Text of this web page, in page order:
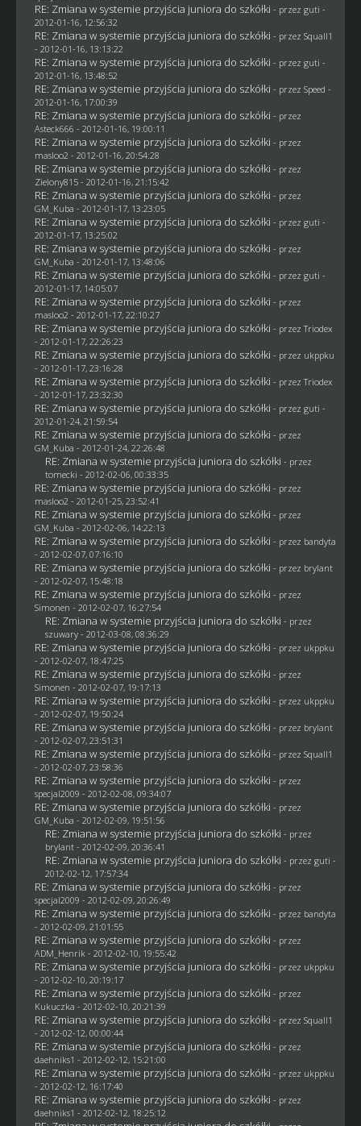
RE: Zmiana w systemie przyjścia juniora do szkółki - przez guti -
2012-01-16, 12:56:32
RE: Zmiana w systemie przyjścia juniora do szkółki - przez Squall1
- 2012-01-16, 13:13:22
RE: Zmiana w systemie przyjścia juniora do szkółki - przez guti -
2012-01-16, 13:48:52
RE: Zmiana w systemie przyjścia juniora do szkółki - przez Speed -
2012-01-16, 17:00:39
RE: Zmiana w systemie przyjścia juniora do szkółki - przez
Asteck666 - 2012-01-16, 19:00:11
RE: Zmiana w systemie przyjścia juniora do szkółki - przez
masloo2 - 2012-01-16, 20:54:28
RE: Zmiana w systemie przyjścia juniora do szkółki - przez
Zielony815- 2012-01-16, 21:15:42
RE: Zmiana w systemie przyjścia juniora do szkółki - przez
GM_Kuba - 2012-01-17, 13:23:05
RE: Zmiana w systemie przyjścia juniora do szkółki - przez guti -
2012-01-17, 13:25:02
RE: Zmiana w systemie przyjścia juniora do szkółki - przez
GM_Kuba - 2012-01-17, 13:48:06
RE: Zmiana w systemie przyjścia juniora do szkółki - przez guti -
2012-01-17, 14:05:07
RE: Zmiana w systemie przyjścia juniora do szkółki - przez
masloo2 - 2012-01-17, 22:10:27
RE: Zmiana w systemie przyjścia juniora do szkółki - przezTriodex
- 2012-01-17, 22:26:23
RE: Zmiana w systemie przyjścia juniora do szkółki - przez ukppku
- 2012-01-17, 23:16:28
RE: Zmiana w systemie przyjścia juniora do szkółki - przezTriodex
- 2012-01-17, 23:32:30
RE: Zmiana w systemie przyjścia juniora do szkółki - przez guti -
2012-01-24, 21:59:54
RE: Zmiana w systemie przyjścia juniora do szkółki - przez
GM_Kuba - 2012-01-24, 22:26:48
RE: Zmiana w systemie przyjścia juniora do szkółki - przez
tomecki - 2012-02-06, 00:33:35
RE: Zmiana w systemie przyjścia juniora do szkółki - przez
masloo2 - 2012-01-25, 23:52:41
RE: Zmiana w systemie przyjścia juniora do szkółki - przez
GM_Kuba - 2012-02-06, 14:22:13
RE: Zmiana w systemie przyjścia juniora do szkółki - przez bandyta
- 2012-02-07, 07:16:10
RE: Zmiana w systemie przyjścia juniora do szkółki - przez brylant
- 2012-02-07, 15:48:18
RE: Zmiana w systemie przyjścia juniora do szkółki - przez
Simonen - 2012-02-07, 16:27:54
RE: Zmiana w systemie przyjścia juniora do szkółki - przez
szuwary - 2012-03-08, 08:36:29
RE: Zmiana w systemie przyjścia juniora do szkółki - przez ukppku
- 2012-02-07, 18:47:25
RE: Zmiana w systemie przyjścia juniora do szkółki - przez
Simonen - 2012-02-07, 19:17:13
RE: Zmiana w systemie przyjścia juniora do szkółki - przez ukppku
- 2012-02-07, 19:50:24
RE: Zmiana w systemie przyjścia juniora do szkółki - przez brylant
- 2012-02-07, 23:51:31
RE: Zmiana w systemie przyjścia juniora do szkółki - przez Squall1
- 2012-02-07, 23:58:36
RE: Zmiana w systemie przyjścia juniora do szkółki - przez
specjal2009 - 2012-02-08, 09:34:07
RE: Zmiana w systemie przyjścia juniora do szkółki - przez
GM_Kuba - 2012-02-09, 19:51:56
RE: Zmiana w systemie przyjścia juniora do szkółki - przez
brylant- 2012-02-09, 20:36:41
RE: Zmiana w systemie przyjścia juniora do szkółki - przez guti -
2012-02-12, 17:57:34
RE: Zmiana w systemie przyjścia juniora do szkółki - przez
specjal2009 - 2012-02-09, 20:26:49
RE: Zmiana w systemie przyjścia juniora do szkółki - przez bandyta
- 2012-02-09, 21:01:55
RE: Zmiana w systemie przyjścia juniora do szkółki - przez
ADM_Henrik - 2012-02-10, 19:55:42
RE: Zmiana w systemie przyjścia juniora do szkółki - przez ukppku
- 2012-02-10, 20:19:17
RE: Zmiana w systemie przyjścia juniora do szkółki - przez
Kukuczka - 2012-02-10, 20:21:39
RE: Zmiana w systemie przyjścia juniora do szkółki - przez Squall1
- 2012-02-12, 00:00:44
RE: Zmiana w systemie przyjścia juniora do szkółki - przez
daehniks1 - 2012-02-12, 15:21:00
RE: Zmiana w systemie przyjścia juniora do szkółki - przez ukppku
- 2012-02-12, 16:17:40
RE: Zmiana w systemie przyjścia juniora do szkółki - przez
daehniks1 - 2012-02-12, 18:25:12